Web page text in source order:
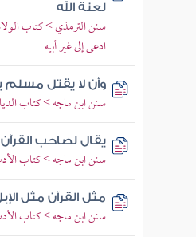
لعنة الله
سنن الترمذي > كتاب
ادعى إلى غير أبيه
وأن لا يقتل مسلم
سنن ابن ماجه > كتاب
يقال لصاحب
سنن ابن ماجه > كتاب
مثل القرآن مثل
سنن ابن ماجه > كتاب